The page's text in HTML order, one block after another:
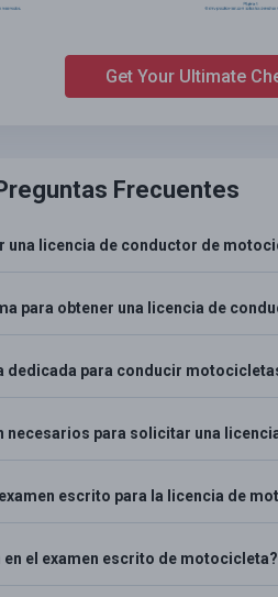
Get Your Ultimate
Frecuentes
una licencia de conductor de
para obtener una licencia de
dedicada para conducir
necesarios para solicitar una
escrito para la licencia de
en el examen escrito de motocicleta?